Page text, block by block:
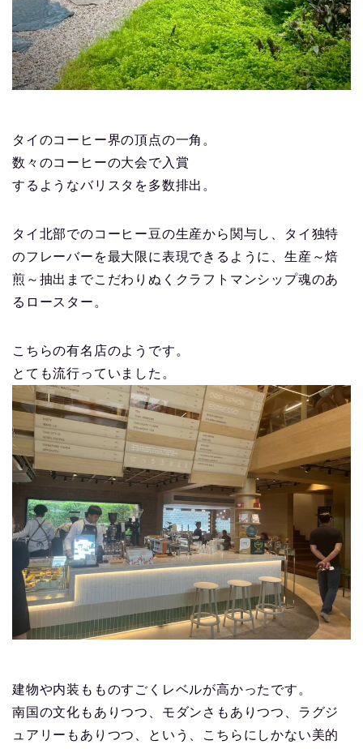
タイのコーヒー界の頂点の一角。
数々のコーヒーの大会で入賞
するようなバリスタを多数排出。
タイ北部でのコーヒー豆の生産から関与し、タイ独特
のフレーバーを最大限に表現できるように、生産～焙
煎～抽出までこだわりぬくクラフトマンシップ魂のあ
るロースター。
こちらの有名店のようです。
とても流行っていました。
建物や内装もものすごくレベルが高かったです。
南国の文化もありつつ、モダンさもありつつ、ラグジ
ュアリーもありつつ、という、こちらにしかない美的